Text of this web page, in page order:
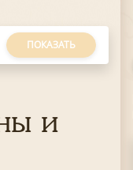
ПОКАЗАТЬ
и